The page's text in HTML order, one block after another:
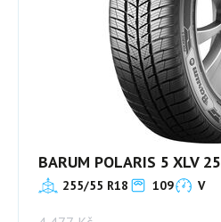
BARUM POLARIS 5 XLV
255/55 R18 109 V